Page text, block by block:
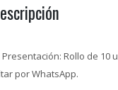
Rollo de
por WhatsApp.